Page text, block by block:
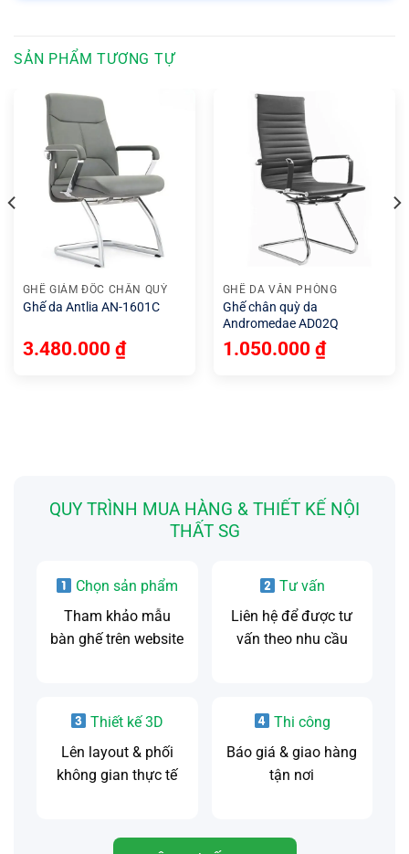
SẢN PHẨM TƯƠNG TỰ
GHẾ GIÁM ĐỐC CHÂN QUỲ
Ghế da Antlia AN-1601C
3.480.000 ₫
GHẾ DA VĂN PHÒNG
Ghế chân quỳ da
Andromedae AD02Q
1.050.000 ₫
QUY TRÌNH MUA HÀNG & THIẾT KẾ NỘI
THẤT SG
Chọn sản phẩm
Tham khảo mẫu
bàn ghế trên website
Tư vấn
Liên hệ để được tư
vấn theo nhu cầu
Thiết kế 3D
Lên layout & phối
không gian thực tế
Thi công
Báo giá & giao hàng
tận nơi